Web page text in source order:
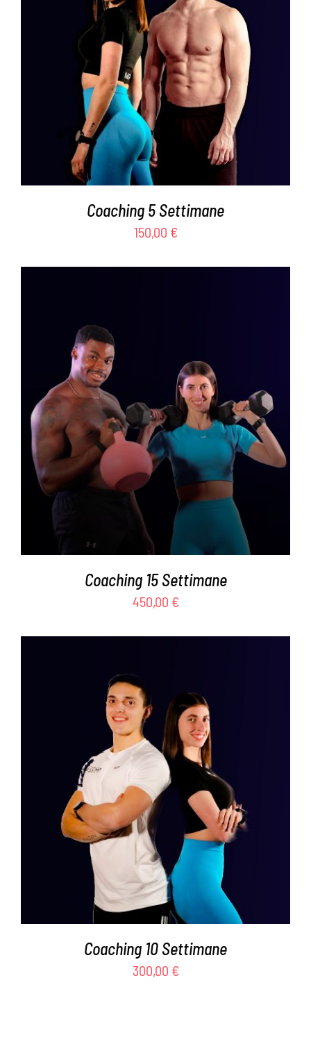
Valutato
5.00 su 5
AGGIUNGI AL CARRELLO / DETTAGLI
Coaching 5 Settimane
150,00 €
AGGIUNGI AL CARRELLO / DETTAGLI
Coaching 15 Settimane
450,00 €
Valutato
5.00su 5
AGGIUNGI AL CARRELLO DETTAGLI
Coaching 10 Settimane
300,00 €